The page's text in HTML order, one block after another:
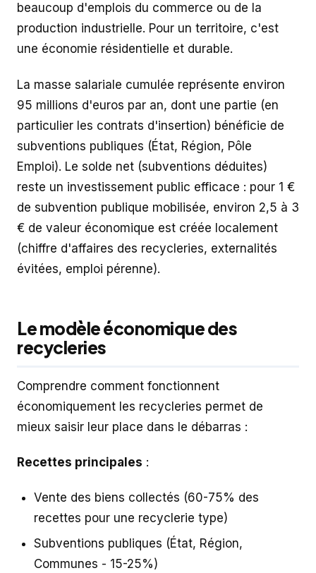
beaucoup d'emplois du commerce ou de la
production industrielle. Pour un territoire, c'est
une économie résidentielle et durable.
La masse salariale cumulée représente environ
95 millions d'euros par an, dont une partie (en
particulier les contrats d'insertion) bénéficie de
subventions publiques (État, Région, Pôle
Emploi). Le solde net (subventions déduites)
reste un investissement public efficace : pour 1 €
de subvention publique mobilisée, environ 2,5 à 3
€ de valeur économique est créée localement
(chiffre d'affaires des recycleries, externalités
évitées, emploi pérenne).
Le modèle économique des
recycleries
Comprendre comment fonctionnent
économiquement les recycleries permet de
mieux saisir leur place dans le débarras :
Recettes principales :
Vente des biens collectés (60-75% des
recettes pour une recyclerie type)
Subventions publiques (État, Région,
Communes - 15-25%)